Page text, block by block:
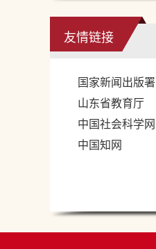
友情链接
国家新闻出版署
山东省教育厅
中国社会科学网
中国知网